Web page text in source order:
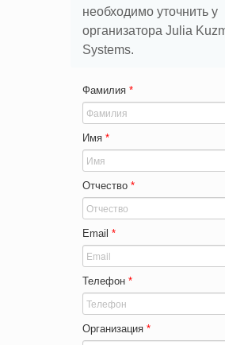
Войти
Регистрация
необходимо уточнить у
организатора Julia
Systems.
Фамилия *
Имя *
Отчество *
Email *
Телефон *
Организация *